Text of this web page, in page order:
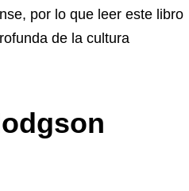
por lo que leer este libro
de la cultura